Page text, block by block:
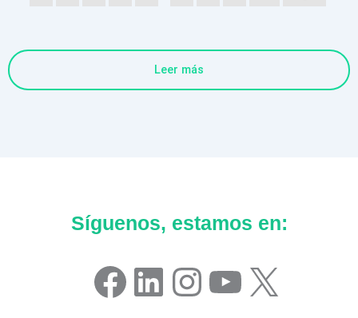
Leer más
Síguenos, estamos en:
Facebook
LinkedIn
Instagram
YouTube
X